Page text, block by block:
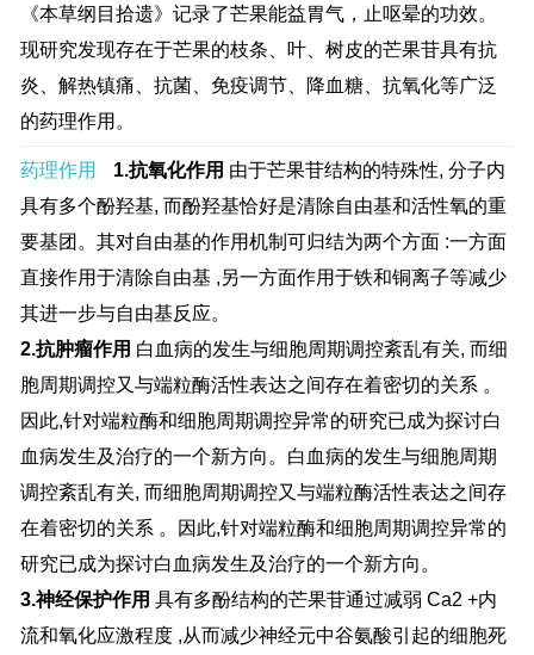
《本草纲目拾遗》记录了芒果能益胃气，止呕晕的功效。
现研究发现存在于芒果的枝条、叶、树皮的芒果苷具有抗
炎、解热镇痛、抗菌、免疫调节、降血糖、抗氧化等广泛
的药理作用。
药理作用 1.抗氧化作用 由于芒果苷结构的特殊性, 分子内
具有多个酚羟基, 而酚羟基恰好是清除自由基和活性氧的重
要基团。其对自由基的作用机制可归结为两个方面 :一方面
直接作用于清除自由基 ,另一方面作用于铁和铜离子等减少
其进一步与自由基反应。
2.抗肿瘤作用 白血病的发生与细胞周期调控紊乱有关, 而细
胞周期调控又与端粒酶活性表达之间存在着密切的关系 。
因此,针对端粒酶和细胞周期调控异常的研究已成为探讨白
血病发生及治疗的一个新方向。白血病的发生与细胞周期
调控紊乱有关, 而细胞周期调控又与端粒酶活性表达之间存
在着密切的关系 。因此,针对端粒酶和细胞周期调控异常的
研究已成为探讨白血病发生及治疗的一个新方向。
3.神经保护作用 具有多酚结构的芒果苷通过减弱 Ca2 +内
流和氧化应激程度 ,从而减少神经元中谷氨酸引起的细胞死